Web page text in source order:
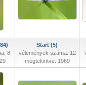
8
Start (5)
vélemények száma: 12
megtekintve: 1969